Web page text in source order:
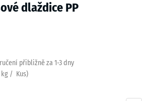
dlaždice PP
přibližně za 1-3 dny
kg / Kus)